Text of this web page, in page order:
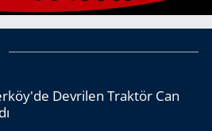
Devrilen Traktör Can